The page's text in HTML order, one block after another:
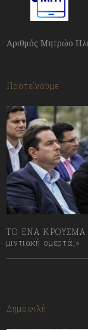
Αριθμός Μητρώο
Προτείνουμε
ΤΟ ΕΝΑ ΚΡΟΥΣΜΑ
μιντιακή ομερτά;»
Δημοφιλή